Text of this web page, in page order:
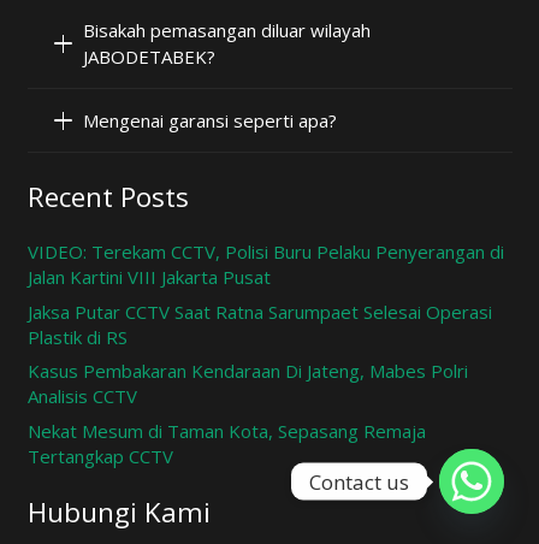
Bisakah pemasangan diluar wilayah
JABODETABEK?
Mengenai garansi seperti apa?
Recent Posts
VIDEO: Terekam CCTV, Polisi Buru Pelaku Penyerangan di
Jalan Kartini VIII Jakarta Pusat
Jaksa Putar CCTV Saat Ratna Sarumpaet Selesai Operasi
Plastik di RS
Kasus Pembakaran Kendaraan Di Jateng, Mabes Polri
Analisis CCTV
Nekat Mesum di Taman Kota, Sepasang Remaja
Tertangkap CCTV
Hubungi Kami
Contact us